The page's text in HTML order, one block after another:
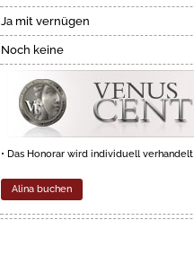
Ja mit vernügen
Noch keine
• Das Honorar wird individuell verhandelt
Alina buchen